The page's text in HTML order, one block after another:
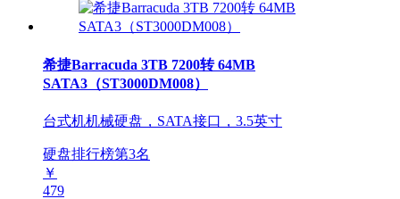
希捷Barracuda 3TB 7200转 64MB
SATA3（ST3000DM008）
台式机机械硬盘，SATA接口，3.5英寸
硬盘排行榜第3名
￥
479